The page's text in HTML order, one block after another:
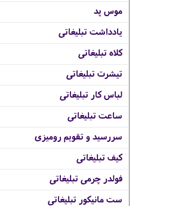
موس پد
یادداشت تبلیغاتی
کلاه تبلیغاتی
تیشرت تبلیغاتی
لباس کار تبلیغاتی
ساعت تبلیغاتی
سررسید و تقویم رومیزی
کیف تبلیغاتی
فولدر چرمی تبلیغاتی
ست مانیکور تبلیغاتی